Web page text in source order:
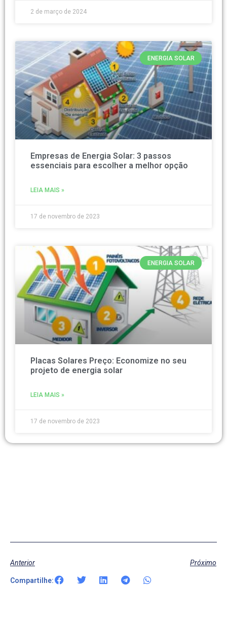
2 de março de 2024
ENERGIA SOLAR
Empresas de Energia Solar: 3 passos
essenciais para escolher a melhor opção
LEIA MAIS »
17 de novembro de 2023
ENERGIA SOLAR
Placas Solares Preço: Economize no seu
projeto de energia solar
LEIA MAIS »
17 de novembro de 2023
Anterior Próximo
Compartilhe: